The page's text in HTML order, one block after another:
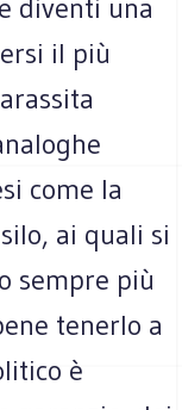
diventi una
il più
come la
ai quali si
sempre più
tenerlo a
è